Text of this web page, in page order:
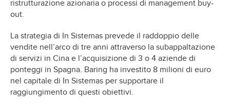
ristrutturazione azionaria o processi di management buy-
out.
La strategia di In Sistemas prevede il raddoppio delle
vendite nell’arco di tre anni attraverso la subappaltazione
di servizi in Cina e l’acquisizione di 3 o 4 aziende di
ponteggi in Spagna. Baring ha investito 8 milioni di euro
nel capitale di In Sistemas per supportare il
raggiungimento di questi obiettivi.